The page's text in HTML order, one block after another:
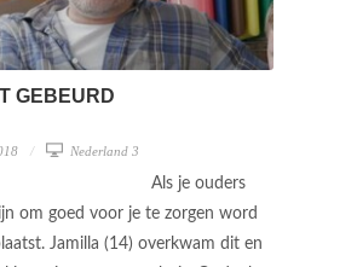
GEBEURD
Nederland 3
Als je ouders
om goed voor je te zorgen word
Jamilla (14) overkwam dit en